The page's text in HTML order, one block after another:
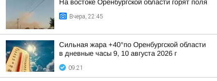
На востоке Оренбургской области горят поля
Вчера, 22:45
Сильная жара +40°по Оренбургской области
в дневные часы 9, 10 августа 2026 г
09:21